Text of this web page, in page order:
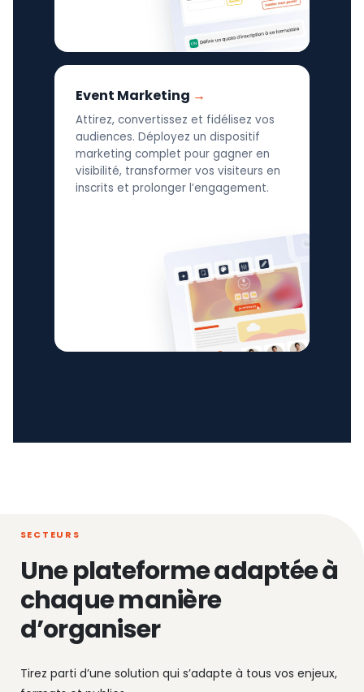
Event Marketing
Attirez, convertissez et fidélisez vos
audiences. Déployez un dispositif
marketing complet pour gagner en
visibilité, transformer vos visiteurs en
inscrits et prolonger l’engagement.
SECTEURS
Une plateforme adaptée à
chaque manière
d’organiser
Tirez parti d’une solution qui s’adapte à tous vos enjeux,